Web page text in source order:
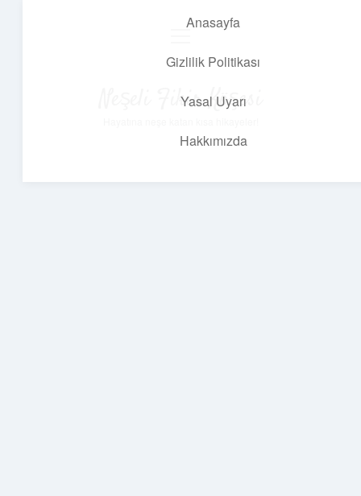
Anasayfa
Gizlilik Politikası
Yasal Uyarı
Hakkımızda
Neşeli Fikir Köşesi